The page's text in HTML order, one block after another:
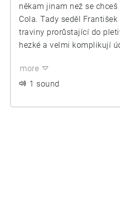
někam jinam než se chceš
Cola. Tady seděl František Josef
traviny prorůstající do
hezké a velmi komplikují
sjezdovce.
vyrobit krmítko, je použít
Wilsonově lese nikdo
more
1 sound